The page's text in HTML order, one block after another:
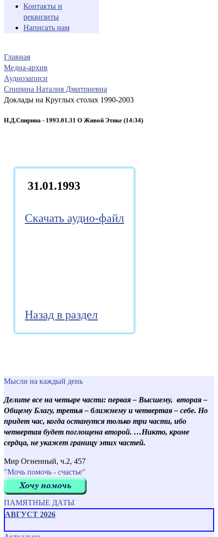
Контакты и
реквизиты
Написать нам
Главная
Медиа-архив
Аудиозаписи
Спирина Наталия Дмитриевна
Доклады на Круглых столах 1990-2003
Н.Д.Спирина - 1993.01.31 О Живой Этике (14:34)
31.01.1993
Скачать аудио-файл
Назад в раздел
Мысли на каждый день
Делите все на четыре части: первая – Высшему, вторая –
Общему Благу, третья – ближнему и четвертая – себе. Но
придет час, когда останутся только три части, ибо
четвертая будет поглощена второй. …Никто, кроме
сердца, не укажет границу этих частей.
Мир Огненный, ч.2, 457
"Мочь помочь - счастье"
ПАМЯТНЫЕ ДАТЫ
АВГУСТ 2026